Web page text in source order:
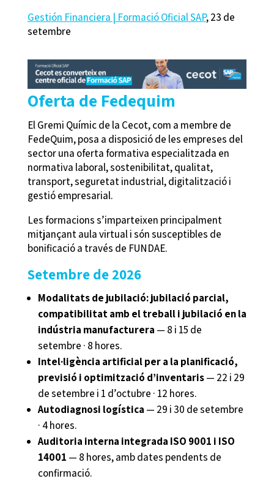
Gestión Financiera | Formació Oficial SAP, 23 de
setembre
Oferta de Fedequim
El Gremi Químic de la Cecot, com a membre de
FedeQuim, posa a disposició de les empreses del
sector una oferta formativa especialitzada en
normativa laboral, sostenibilitat, qualitat,
transport, seguretat industrial, digitalització i
gestió empresarial.
Les formacions s’imparteixen principalment
mitjançant aula virtual i són susceptibles de
bonificació a través de FUNDAE.
Setembre de 2026
Modalitats de jubilació: jubilació parcial,
compatibilitat amb el treball i jubilació en la
indústria manufacturera — 8 i 15 de
setembre · 8 hores.
Intel·ligència artificial per a la planificació,
previsió i optimització d’inventaris— 22 i 29
de setembre i 1 d’octubre · 12 hores.
Autodiagnosi logística — 29 i 30 de setembre
· 4 hores.
Auditoria interna integrada ISO 9001 i ISO
14001 — 8 hores, amb dates pendents de
confirmació.